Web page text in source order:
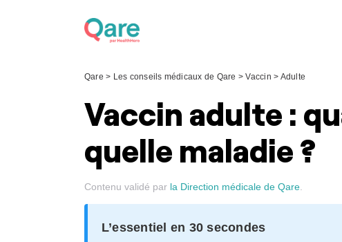
Qare > Les conseils médicaux de Qare >Vaccin > Adulte
Vaccin adulte :
quelle maladie ?
Contenu validé par la Direction médicale de Qare.
L’essentiel en 30 secondes